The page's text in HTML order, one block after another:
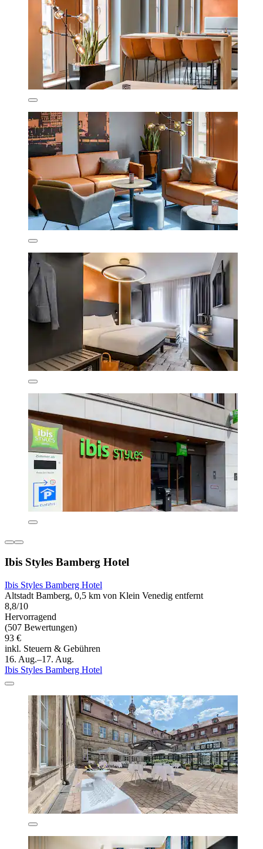
Ibis Styles Bamberg Hotel
Ibis Styles Bamberg Hotel
Altstadt Bamberg, 0,5 km von Klein Venedig entfernt
8,8/10
Hervorragend
(507 Bewertungen)
93 €
inkl. Steuern & Gebühren
16. Aug.–17. Aug.
Ibis Styles Bamberg Hotel